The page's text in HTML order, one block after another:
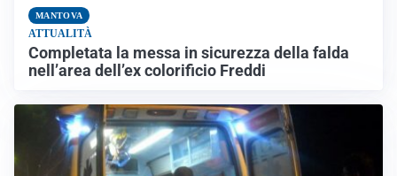
MANTOVA
ATTUALITÀ
Completata la messa in sicurezza della falda
nell’area dell’ex colorificio Freddi